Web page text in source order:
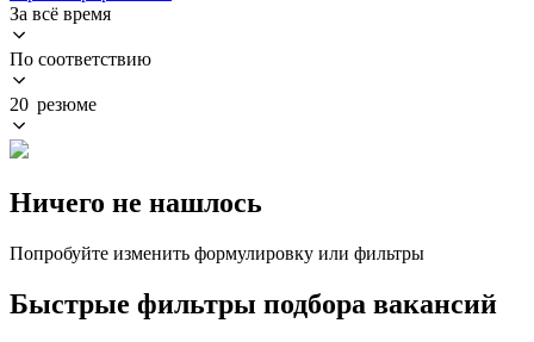
За всё время
По соответствию
20 резюме
Ничего не нашлось
Попробуйте изменить формулировку или фильтры
Быстрые фильтры подбора вакансий